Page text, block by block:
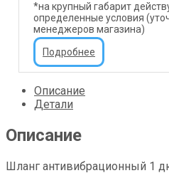
*на крупный габарит
определенные условия
менеджеров магазина)
Подробнее
Описание
Детали
Описание
Шланг антивибрационный 1